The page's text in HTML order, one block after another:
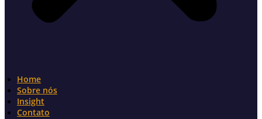
Home
Sobre nós
Insight
Contato